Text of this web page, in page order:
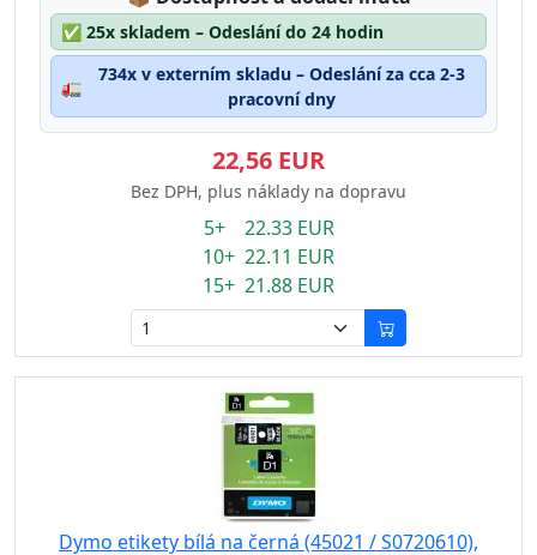
✅ 25x skladem – Odeslání do 24 hodin
🚛
734x v externím skladu – Odeslání za cca 2-3
pracovní dny
22,56 EUR
Bez DPH, plus náklady na dopravu
5+ 22.33 EUR
10+ 22.11 EUR
15+ 21.88 EUR
Dymo etikety bílá na černá (45021 / S0720610),